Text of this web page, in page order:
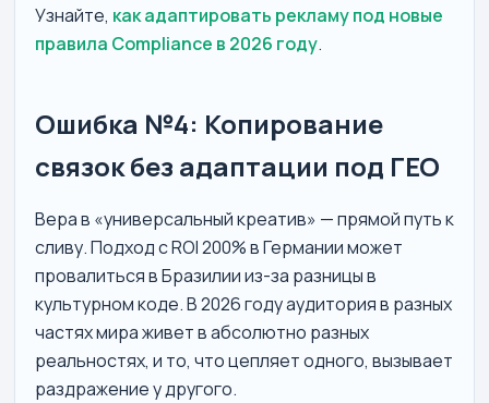
Узнайте, как адаптировать рекламу под новые
правила Compliance в 2026 году.
Ошибка №4: Копирование
связок без адаптации под ГЕО
Вера в «универсальный креатив» — прямой путь к
сливу. Подход с ROI 200% в Германии может
провалиться в Бразилии из-за разницы в
культурном коде. В 2026 году аудитория в разных
частях мира живет в абсолютно разных
реальностях, и то, что цепляет одного, вызывает
раздражение у другого.